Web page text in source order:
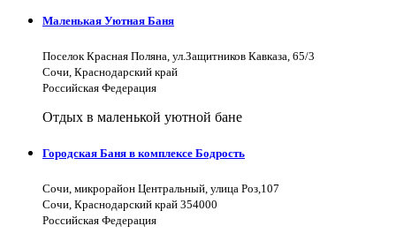
Маленькая Уютная Баня
Поселок Красная Поляна, ул.Защитников Кавказа, 65/3
Сочи, Краснодарский край
Российская Федерация
Отдых в маленькой уютной бане
Городская Баня в комплексе Бодрость
Сочи, микрорайон Центральный, улица Роз,107
Сочи, Краснодарский край 354000
Российская Федерация